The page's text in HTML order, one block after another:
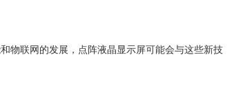
物联网的发展，点阵液晶显示屏可能会与这些新技